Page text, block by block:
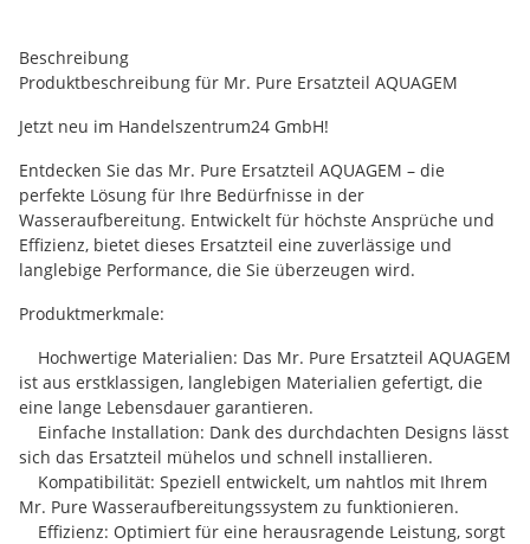
Beschreibung
Produktbeschreibung für Mr. Pure Ersatzteil AQUAGEM
Jetzt neu im Handelszentrum24 GmbH!
Entdecken Sie das Mr. Pure Ersatzteil AQUAGEM – die
perfekte Lösung für Ihre Bedürfnisse in der
Wasseraufbereitung. Entwickelt für höchste Ansprüche und
Effizienz, bietet dieses Ersatzteil eine zuverlässige und
langlebige Performance, die Sie überzeugen wird.
Produktmerkmale:
Hochwertige Materialien: Das Mr. Pure Ersatzteil AQUAGEM
ist aus erstklassigen, langlebigen Materialien gefertigt, die
eine lange Lebensdauer garantieren.
Einfache Installation: Dank des durchdachten Designs lässt
sich das Ersatzteil mühelos und schnell installieren.
Kompatibilität: Speziell entwickelt, um nahtlos mit Ihrem
Mr. Pure Wasseraufbereitungssystem zu funktionieren.
Effizienz: Optimiert für eine herausragende Leistung, sorgt